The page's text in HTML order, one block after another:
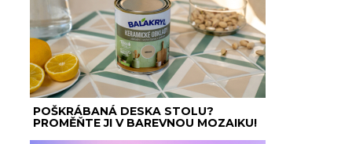
POŠKRÁBANÁ DESKA STOLU?
PROMĚŇTE JI V BAREVNOU MOZAIKU!